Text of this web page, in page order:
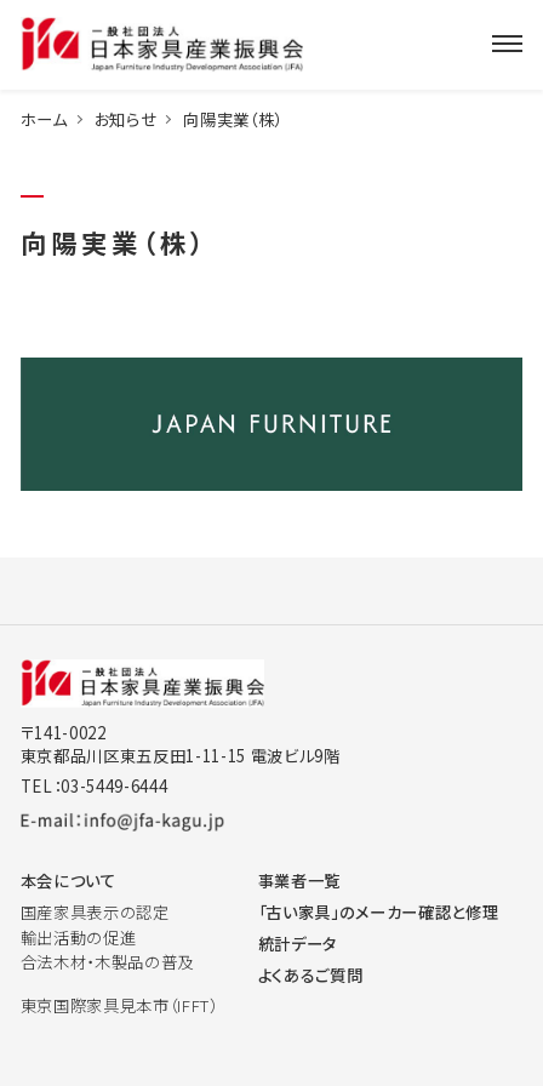
ホーム お知らせ 向陽実業（株）
向陽実業（株）
〒141-0022
東京都品川区東五反田1-11-15 電波ビル9階
TEL：03-5449-6444
本会について
国産家具表示の認定
輸出活動の促進
合法木材・木製品の普及
東京国際家具見本市（IFFT）
事業者一覧
「古い家具」のメーカー確認と修理
統計データ
よくあるご質問